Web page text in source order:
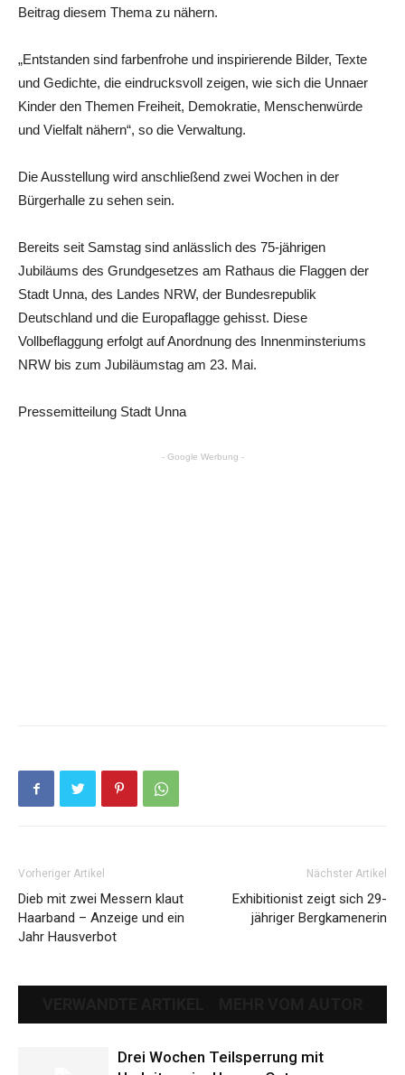
Beitrag diesem Thema zu nähern.
„Entstanden sind farbenfrohe und inspirierende Bilder, Texte
und Gedichte, die eindrucksvoll zeigen, wie sich die Unnaer
Kinder den Themen Freiheit, Demokratie, Menschenwürde
und Vielfalt nähern“, so die Verwaltung.
Die Ausstellung wird anschließend zwei Wochen in der
Bürgerhalle zu sehen sein.
Bereits seit Samstag sind anlässlich des 75-jährigen
Jubiläums des Grundgesetzes am Rathaus die Flaggen der
Stadt Unna, des Landes NRW, der Bundesrepublik
Deutschland und die Europaflagge gehisst. Diese
Vollbeflaggung erfolgt auf Anordnung des Innenminsteriums
NRW bis zum Jubiläumstag am 23. Mai.
Pressemitteilung Stadt Unna
- Google Werbung -
Vorheriger Artikel
Dieb mit zwei Messern klaut
Haarband – Anzeige und ein
Jahr Hausverbot
Nächster Artikel
Exhibitionist zeigt sich 29-
jähriger Bergkamenerin
Drei Wochen Teilsperrung mit